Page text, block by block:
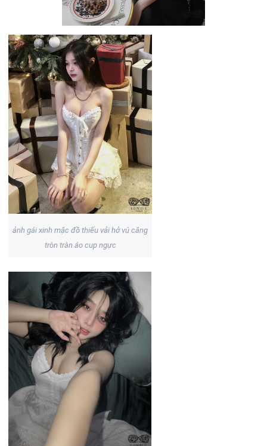
ảnh gái xinh mặc đồ thiếu vải hở vú căng
tròn tràn áo cup ngực